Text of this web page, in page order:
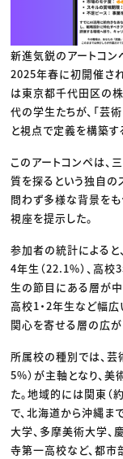
新進気鋭のアートコ
2025年春に初開催さ
は東京都千代田区の株
代の学生たちが、「芸
と視点で定義を構築す
このアートコンペは、
質を探るという独自の
問わず多様な背景を
視座を提示した。
参加者の統計によると
4年生（22.1%）、高校
生の節目にある層が中
高校1・2年生など幅
関心を寄せる層の広が
所属校の種別では、芸
5%）が主軸となり、
た。地域的には関東（
で、北海道から沖縄ま
大学、多摩美術大学、
寺第一高校など、都